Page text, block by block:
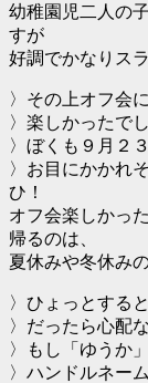
幼稚園児二人の
すが
好調でかなりス
〉その上オフ会
〉楽しかったで
〉ぼくも９月２
〉お目にかかれ
ひ！
オフ会楽しかっ
帰るのは、
夏休みや冬休み
〉ひょっとする
〉だったら心配
〉もし「ゆうか
〉ハンドルネー